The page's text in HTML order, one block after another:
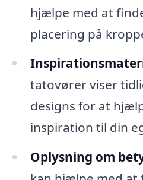
hjælpe med at
placering på
tatovører viser
designs for at
inspiration til din
Oplysning om